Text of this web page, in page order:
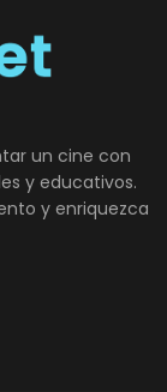
un cine con
y educativos.
y enriquezca